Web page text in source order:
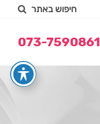
חיפוש באתר
073-7590861